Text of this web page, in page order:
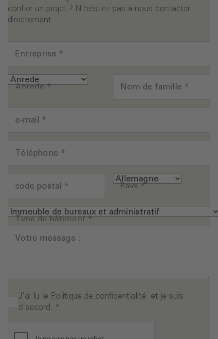
confier un projet ? N'hésitez pas à nous contacter
directement.
Entreprise *
Anrede* Nom de famille *
e-mail *
Téléphone *
code postal * Pays*
Type de bâtiment*
Votre message :
J'ai lu le Politique de confidentialité et je suis
d'accord. *